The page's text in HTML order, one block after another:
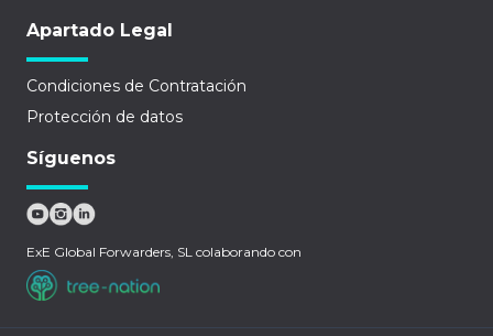
Apartado Legal
Condiciones de Contratación
Protección de datos
Síguenos
ExE Global Forwarders, SL colaborando con